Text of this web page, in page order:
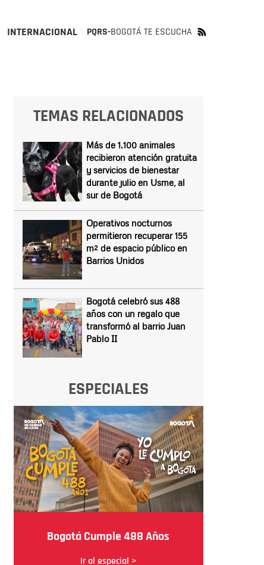
INTERNACIONAL PQRS-BOGOTÁ TE ESCUCHA
TEMAS RELACIONADOS
Más de 1.100 animales
recibieron atención gratuita
y servicios de bienestar
durante julio en Usme, al
sur de Bogotá
Operativos nocturnos
permitieron recuperar 155
m² de espacio público en
Barrios Unidos
Bogotá celebró sus 488
años con un regalo que
transformó al barrio Juan
Pablo II
ESPECIALES
Bogotá Cumple 488 Años
Ir al especial >